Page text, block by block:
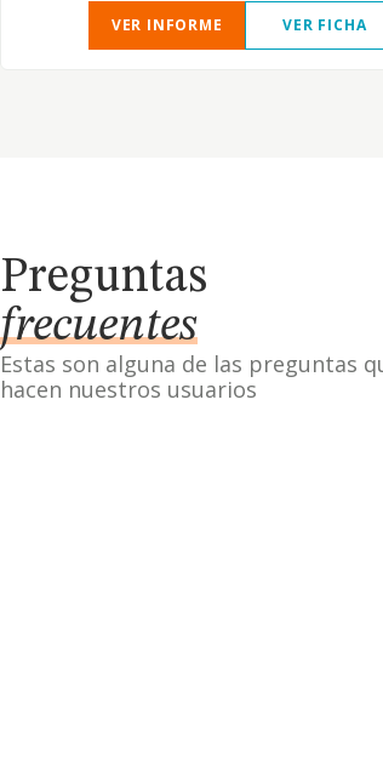
VER INFORME VER FICHA
Preguntas
frecuentes
Estas son alguna de las preguntas
hacen nuestros usuarios